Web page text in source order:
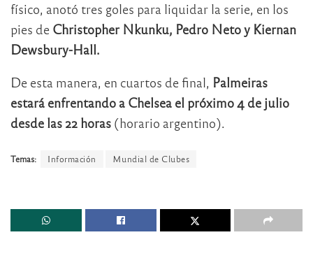
físico, anotó tres goles para liquidar la serie, en los
pies de Christopher Nkunku, Pedro Neto y Kiernan
Dewsbury-Hall.
De esta manera, en cuartos de final, Palmeiras
estará enfrentando a Chelsea el próximo 4 de julio
desde las 22 horas (horario argentino).
Temas: Información Mundial de Clubes